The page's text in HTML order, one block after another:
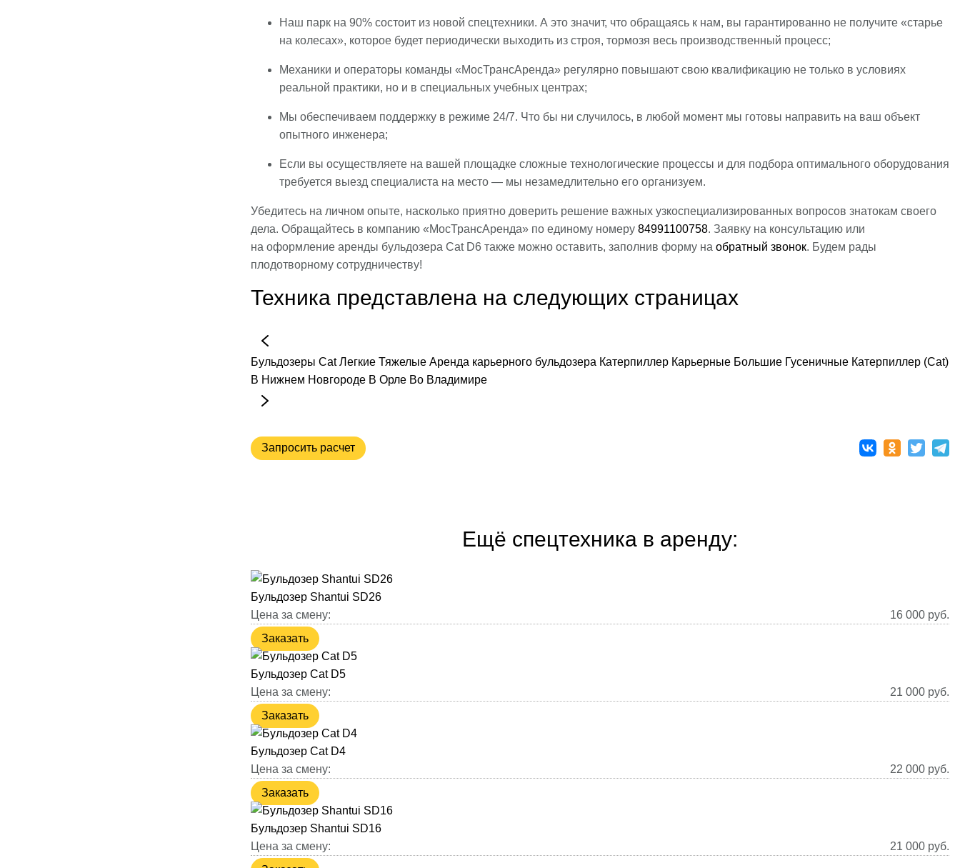
Наш парк на 90% состоит из новой спецтехники. А это значит, что обращаясь к нам, вы гарантированно не получите «старье
на колесах», которое будет периодически выходить из строя, тормозя весь производственный процесс;
Механики и операторы команды «МосТрансАренда» регулярно повышают свою квалификацию не только в условиях
реальной практики, но и в специальных учебных центрах;
Мы обеспечиваем поддержку в режиме 24/7. Что бы ни случилось, в любой момент мы готовы направить на ваш объект
опытного инженера;
Если вы осуществляете на вашей площадке сложные технологические процессы и для подбора оптимального оборудования
требуется выезд специалиста на место — мы незамедлительно его организуем.
Убедитесь на личном опыте, насколько приятно доверить решение важных узкоспециализированных вопросов знатокам своего
дела. Обращайтесь в компанию «МосТрансАренда» по единому номеру 84991100758. Заявку на консультацию или
на оформление аренды бульдозера Cat D6 также можно оставить, заполнив форму на обратный звонок. Будем рады
плодотворному сотрудничеству!
Техника представлена на следующих страницах
Бульдозеры Cat Легкие Тяжелые Аренда карьерного бульдозера Катерпиллер Карьерные Большие Гусеничные Катерпиллер (Cat)
В Нижнем Новгороде В Орле Во Владимире
Запросить расчет
Ещё спецтехника в аренду:
Бульдозер Shantui SD26
Цена за смену:
16 000 руб.
Заказать
Бульдозер Cat D5
Цена за смену:
21 000 руб.
Заказать
Бульдозер Cat D4
Цена за смену:
22 000 руб.
Заказать
Бульдозер Shantui SD16
Цена за смену:
21 000 руб.